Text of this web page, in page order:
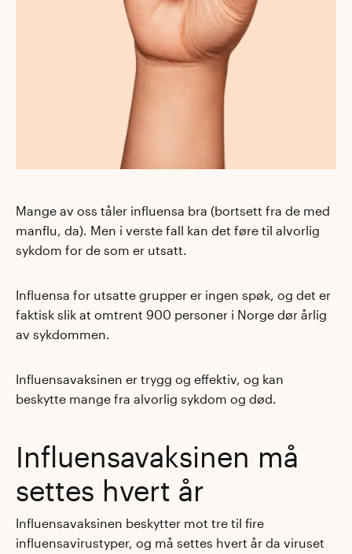
Mange av oss tåler influensa bra (bortsett fra de med
manflu, da). Men i verste fall kan det føre til alvorlig
sykdom for de som er utsatt.
Influensa for utsatte grupper er ingen spøk, og det er
faktisk slik at omtrent 900 personer i Norge dør årlig
av sykdommen.
Influensavaksinen er trygg og effektiv, og kan
beskytte mange fra alvorlig sykdom og død.
Influensavaksinen må
settes hvert år
Influensavaksinen beskytter mot tre til fire
influensavirustyper, og må settes hvert år da viruset